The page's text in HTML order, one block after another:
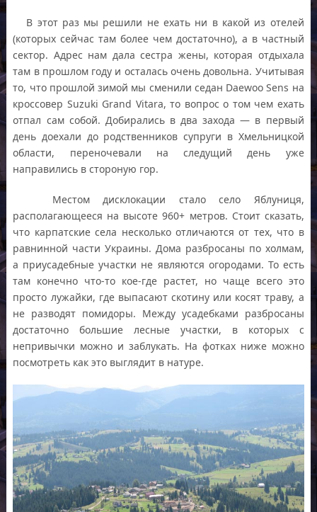
В этот раз мы решили не ехать ни в какой из отелей
(которых сейчас там более чем достаточно), а в частный
сектор. Адрес нам дала сестра жены, которая отдыхала
там в прошлом году и осталась очень довольна. Учитывая
то, что прошлой зимой мы сменили седан Daewoo Sens на
кроссовер Suzuki Grand Vitara, то вопрос о том чем ехать
отпал сам собой. Добирались в два захода — в первый
день доехали до родственников супруги в Хмельницкой
области, переночевали на следущий день уже
направились в стороную гор.
Местом дисклокации стало село Яблуниця,
располагающееся на высоте 960+ метров. Стоит сказать,
что карпатские села несколько отличаются от тех, что в
равнинной части Украины. Дома разбросаны по холмам,
а приусадебные участки не являются огородами. То есть
там конечно что-то кое-где растет, но чаще всего это
просто лужайки, где выпасают скотину или косят траву, а
не разводят помидоры. Между усадебками разбросаны
достаточно большие лесные участки, в которых с
непривычки можно и заблукать. На фотках ниже можно
посмотреть как это выглядит в натуре.